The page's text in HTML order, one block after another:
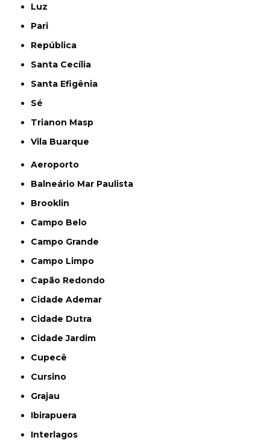
Luz
Pari
República
Santa Cecília
Santa Efigênia
Sé
Trianon Masp
Vila Buarque
Aeroporto
Balneário Mar Paulista
Brooklin
Campo Belo
Campo Grande
Campo Limpo
Capão Redondo
Cidade Ademar
Cidade Dutra
Cidade Jardim
Cupecê
Cursino
Grajau
Ibirapuera
Interlagos